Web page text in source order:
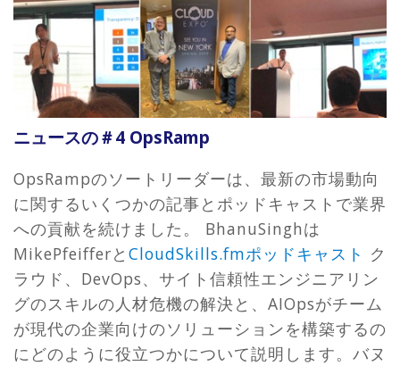
ニュースの＃4 OpsRamp
OpsRampのソートリーダーは、最新の市場動向
に関するいくつかの記事とポッドキャストで業界
への貢献を続けました。 BhanuSinghは
MikePfeifferと CloudSkills.fmポッドキャスト ク
ラウド、DevOps、サイト信頼性エンジニアリン
グのスキルの人材危機の解決と、AIOpsがチーム
が現代の企業向けのソリューションを構築するの
にどのように役立つかについて説明します。バヌ